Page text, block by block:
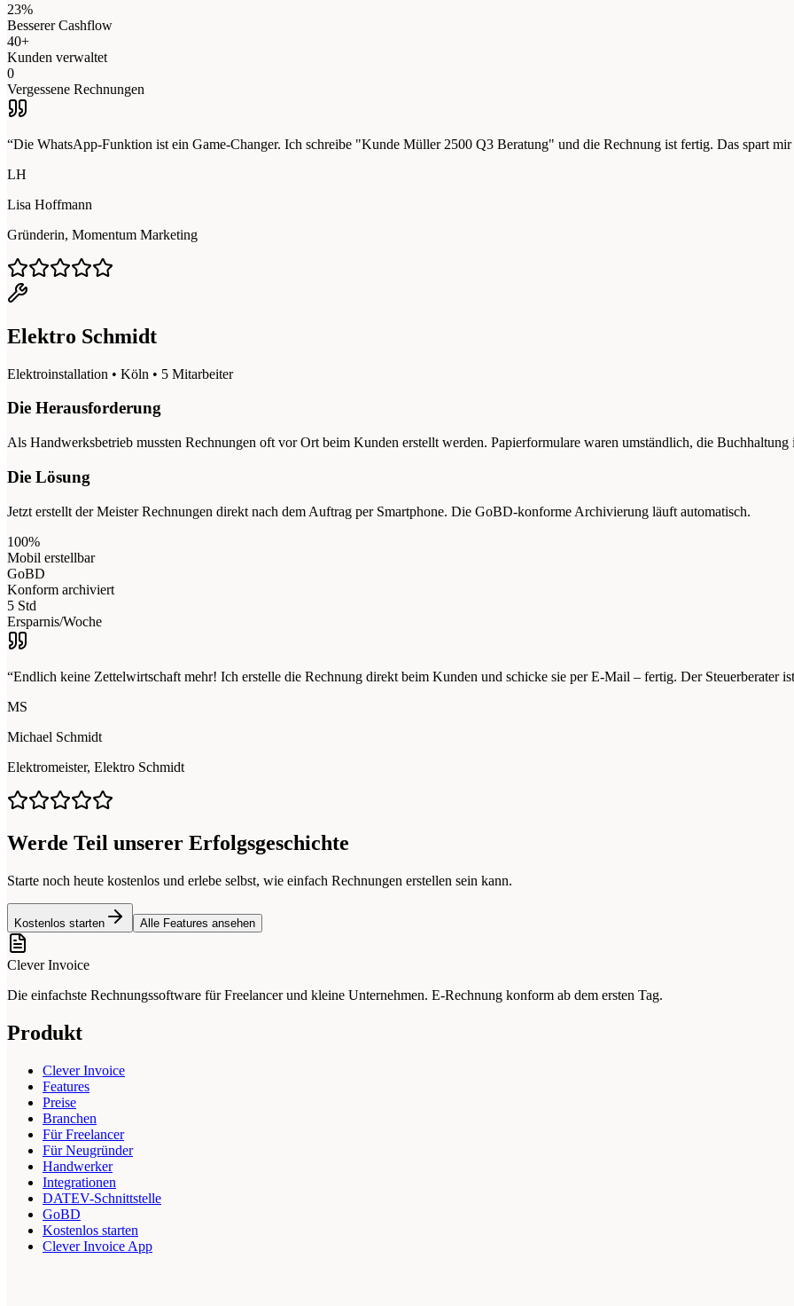
23%
Besserer Cashflow
40+
Kunden verwaltet
0
Vergessene Rechnungen
“Die WhatsApp-Funktion ist ein Game-Changer. Ich schreibe "Kunde Müller 2500 Q3 Beratung" und die Rechnung ist fertig. Das spart mir
LH
Lisa Hoffmann
Gründerin, Momentum Marketing
Elektro Schmidt
Elektroinstallation • Köln • 5 Mitarbeiter
Die Herausforderung
Als Handwerksbetrieb mussten Rechnungen oft vor Ort beim Kunden erstellt werden. Papierformulare waren umständlich, die
Die Lösung
Jetzt erstellt der Meister Rechnungen direkt nach dem Auftrag per Smartphone. Die GoBD-konforme Archivierung läuft automatisch.
100%
Mobil erstellbar
GoBD
Konform archiviert
5 Std
Ersparnis/Woche
“Endlich keine Zettelwirtschaft mehr! Ich erstelle die Rechnung direkt beim Kunden und schicke sie per E-Mail – fertig. Der Steuerberater
MS
Michael Schmidt
Elektromeister, Elektro Schmidt
Werde Teil unserer Erfolgsgeschichte
Starte noch heute kostenlos und erlebe selbst, wie einfach Rechnungen erstellen sein kann.
Kostenlos starten Alle Features ansehen
Clever Invoice
Die einfachste Rechnungssoftware für Freelancer und kleine Unternehmen. E-Rechnung konform ab dem ersten Tag.
Produkt
Clever Invoice
Features
Preise
Branchen
Für Freelancer
Für Neugründer
Handwerker
Integrationen
DATEV-Schnittstelle
GoBD
Kostenlos starten
Clever Invoice App